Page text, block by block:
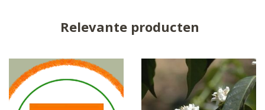
Relevante producten